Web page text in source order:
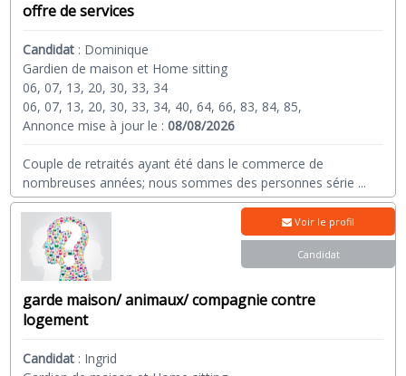
offre de services
Candidat : Dominique
Gardien de maison et Home sitting
06, 07, 13, 20, 30, 33, 34
06, 07, 13, 20, 30, 33, 34, 40, 64, 66, 83, 84, 85,
Annonce mise à jour le :08/08/2026
Couple de retraités ayant été dans le commerce de
nombreuses années; nous sommes des personnes série ...
garde maison/ animaux/ compagnie contre
logement
Candidat : Ingrid
Voir le profil
Candidat